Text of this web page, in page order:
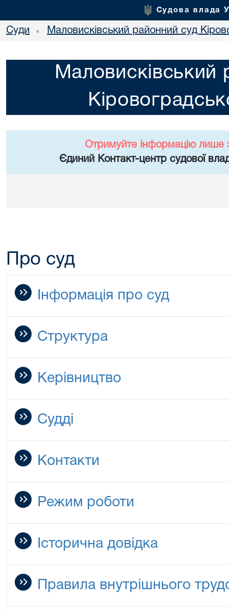
Судова влада
Суди • Маловисківський районний суд
Маловисківський
Отримуйте інформацію лише
Єдиний Контакт-центр судової
Про суд
Інформація про суд
Структура
Керівництво
Судді
Контакти
Режим роботи
Історична довідка
Правила внутрішнього